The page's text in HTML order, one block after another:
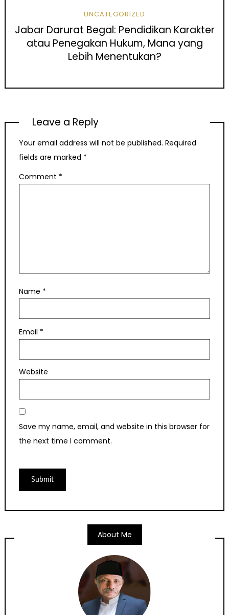
UNCATEGORIZED
Jabar Darurat Begal: Pendidikan Karakter
atau Penegakan Hukum, Mana yang
Lebih Menentukan?
Leave a Reply
Your email address will not be published. Required
fields are marked *
Comment *
Name *
Email *
Website
Save my name, email, and website in this browser for
the next time I comment.
About Me